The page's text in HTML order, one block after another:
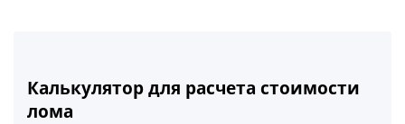
Калькулятор для расчета стоимости
лома